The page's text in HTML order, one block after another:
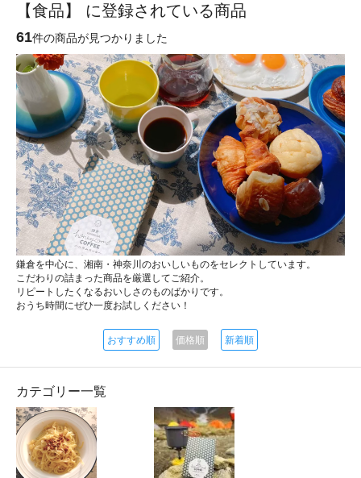
【食品】 に登録されている商品
61件の商品が見つかりました
鎌倉を中心に、湘南・神奈川のおいしいものをセレクトしています。
こだわりの詰まった商品を厳選してご紹介。
リピートしたくなるおいしさのものばかりです。
おうち時間にぜひ一度お試しください！
おすすめ順 価格順 新着順
カテゴリー一覧